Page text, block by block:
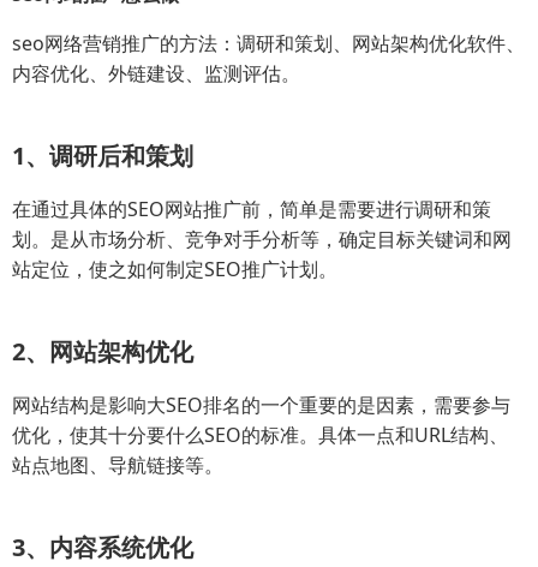
seo网络营销推广的方法：调研和策划、网站架构优化软件、
内容优化、外链建设、监测评估。
1、调研后和策划
在通过具体的SEO网站推广前，简单是需要进行调研和策
划。是从市场分析、竞争对手分析等，确定目标关键词和网
站定位，使之如何制定SEO推广计划。
2、网站架构优化
网站结构是影响大SEO排名的一个重要的是因素，需要参与
优化，使其十分要什么SEO的标准。具体一点和URL结构、
站点地图、导航链接等。
3、内容系统优化